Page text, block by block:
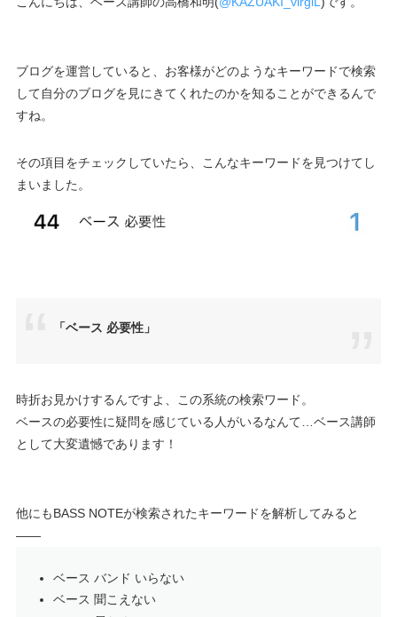
ブログを運営していると、お客様がどのようなキーワードで検索
して自分のブログを見にきてくれたのかを知ることができるんで
すね。
その項目をチェックしていたら、こんなキーワードを見つけてし
まいました。
「ベース 必要性」
時折お見かけするんですよ、この系統の検索ワード。
ベースの必要性に疑問を感じている人がいるなんて…ベース講師
として大変遺憾であります！
他にもBASS NOTEが検索されたキーワードを解析してみると
――
ベース バンド いらない
ベース 聞こえない